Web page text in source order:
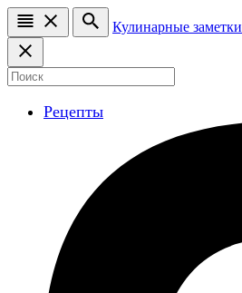
Кулинарные заметки
Рецепты